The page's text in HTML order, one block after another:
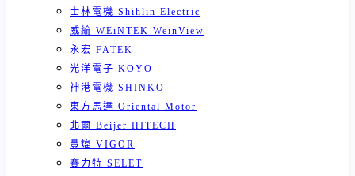
士林電機 Shihlin Electric
威綸 WEiNTEK WeinView
永宏 FATEK
光洋電子 KOYO
神港電機 SHINKO
東方馬達 Oriental Motor
北爾 Beijer HITECH
豐煒 VIGOR
賽力特 SELET